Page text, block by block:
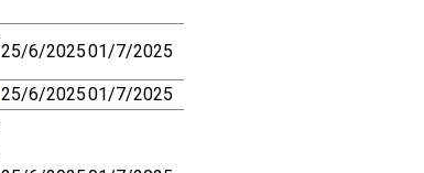
25/6/202501/7/2025
25/6/202501/7/2025